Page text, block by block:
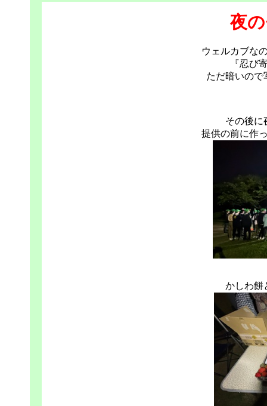
夜
ウェルカブな
『忍び
ただ暗いので
その後に
提供の前に作
かしわ餅